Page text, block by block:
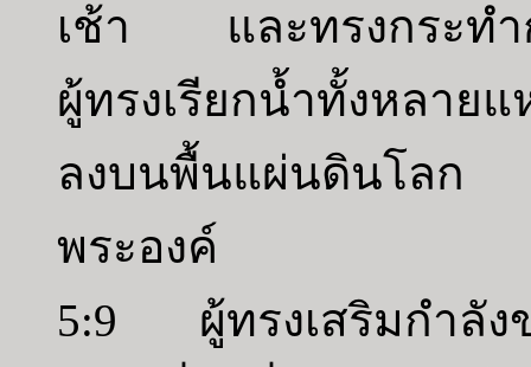
เช้า และทรงกระทำ
ผู้ทรงเรียกน้ำทั้งหลาย
ลงบนพื้นแผ่นดินโลก
พระองค์
5:9 ผู้ทรงเสริมกำลัง